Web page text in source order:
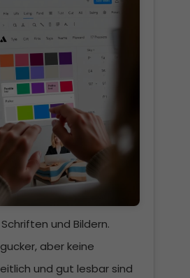
und Bildern.
aber keine
und gut lesbar sind